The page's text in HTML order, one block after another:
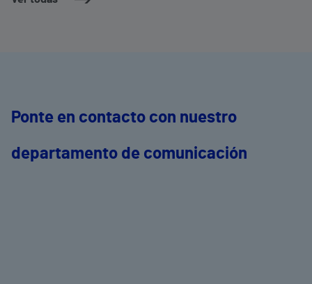
Ponte en contacto con nuestro
departamento de comunicación